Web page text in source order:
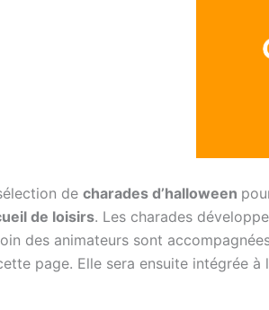
de charades d’halloween
de loisirs. Les charades
des animateurs sont
page. Elle sera ensuite intégrée